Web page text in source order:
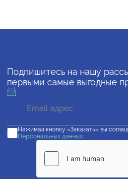
Подпишитесь на нашу
первыми самые выгодные
Нажимая кнопку «Заказать» вы
Персональных данных